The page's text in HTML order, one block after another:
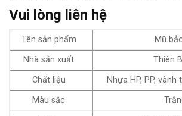
Vui lòng liên hệ
Tên sản phẩm
Mũ
Nhà sản xuất
Thiên
Chất liệu
Nhựa HP, PP, vành
Màu sắc